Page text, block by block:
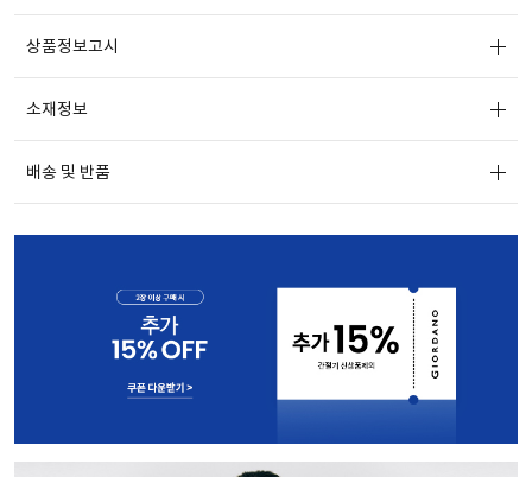
상품정보고시
소재정보
배송 및 반품